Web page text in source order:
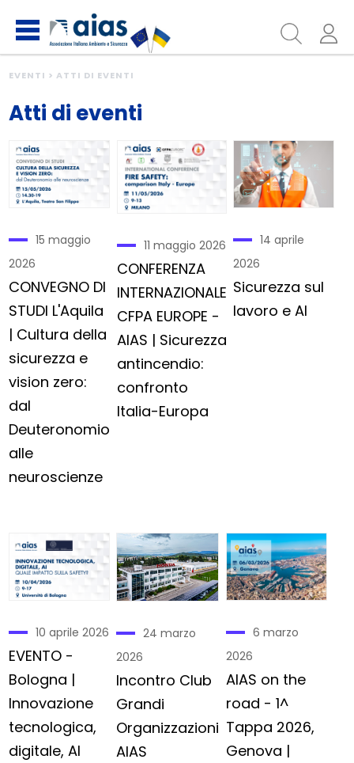
EVENTI > ATTI DI EVENTI
Atti di eventi
15 maggio
2026
CONVEGNO DI
STUDI L'Aquila
| Cultura della
sicurezza e
vision zero:
dal
Deuteronomio
alle
neuroscienze
11 maggio 2026
CONFERENZA
INTERNAZIONALE
CFPA EUROPE -
AIAS | Sicurezza
antincendio:
confronto
Italia-Europa
14 aprile
2026
Sicurezza sul
lavoro e AI
10 aprile 2026
EVENTO -
Bologna |
Innovazione
tecnologica,
digitale, AI
24 marzo
2026
Incontro Club
Grandi
Organizzazioni
AIAS
6 marzo
2026
AIAS on the
road - 1^
Tappa 2026,
Genova |